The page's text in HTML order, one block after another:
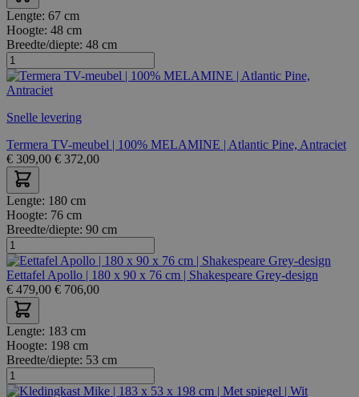
Lengte: 67 cm
Hoogte: 48 cm
Breedte/diepte: 48 cm
Snelle levering
Termera TV-meubel | 100% MELAMINE | Atlantic Pine, Antraciet
€ 309,00 € 372,00
Lengte: 180 cm
Hoogte: 76 cm
Breedte/diepte: 90 cm
Eettafel Apollo | 180 x 90 x 76 cm | Shakespeare Grey-design
€ 479,00 € 706,00
Lengte: 183 cm
Hoogte: 198 cm
Breedte/diepte: 53 cm